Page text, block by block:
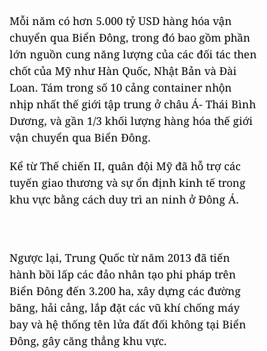
Mỗi năm có hơn 5.000 tỷ USD hàng hóa vận
chuyển qua Biển Đông, trong đó bao gồm phần
lớn nguồn cung năng lượng của các đối tác then
chốt của Mỹ như Hàn Quốc, Nhật Bản và Đài
Loan. Tám trong số 10 cảng container nhộn
nhịp nhất thế giới tập trung ở châu Á- Thái Bình
Dương, và gần 1/3 khối lượng hàng hóa thế giới
vận chuyển qua Biển Đông.
Kể từ Thế chiến II, quân đội Mỹ đã hỗ trợ các
tuyến giao thương và sự ổn định kinh tế trong
khu vực bằng cách duy trì an ninh ở Đông Á.
Ngược lại, Trung Quốc từ năm 2013 đã tiến
hành bồi lấp các đảo nhân tạo phi pháp trên
Biển Đông đến 3.200 ha, xây dựng các đường
băng, hải cảng, lắp đặt các vũ khí chống máy
bay và hệ thống tên lửa đất đối không tại Biển
Đông, gây căng thẳng khu vực.